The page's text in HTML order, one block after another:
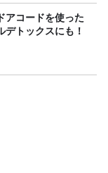
アコードを使った
デトックスにも！